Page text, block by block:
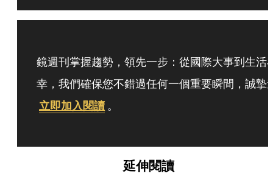
鏡週刊掌握趨勢，領先一步：從國際大事到生活
幸，我們確保您不錯過任何一個重要瞬間，誠摯
立即加入閱讀 。
延伸閱讀